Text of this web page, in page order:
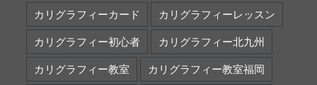
カリグラフィーカード カリグラフィーレッスン
カリグラフィー初心者 カリグラフィー北九州
カリグラフィー教室 カリグラフィー教室福岡